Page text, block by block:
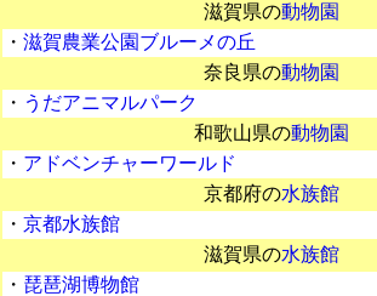
滋賀県の動物園
・ 滋賀農業公園ブルーメの丘
奈良県の動物園
・ うだアニマルパーク
和歌山県の動物園
・ アドベンチャーワールド
京都府の水族館
・ 京都水族館
滋賀県の水族館
・ 琵琶湖博物館